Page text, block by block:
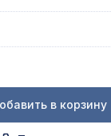
в корзину